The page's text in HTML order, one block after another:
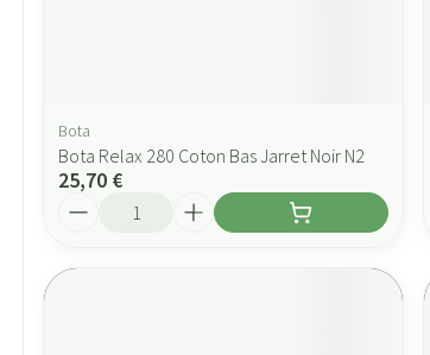
Bota
Bota Relax 280 Coton Bas Jarret Noir N2
25,70 €